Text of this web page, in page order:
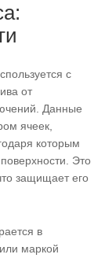
с
от
Данные
ячеек,
которым
Это
защищает его
в
маркой